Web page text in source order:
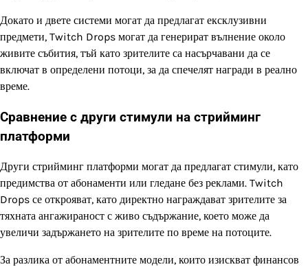
Докато и двете системи могат да предлагат ексклузивни
предмети, Twitch Drops могат да генерират вълнение около
живите събития, тъй като зрителите са насърчавани да се
включат в определени потоци, за да спечелят награди в реално
време.
Сравнение с други стимули на стрийминг
платформи
Други стрийминг платформи могат да предлагат стимули, като
предимства от абонаменти или гледане без реклами. Twitch
Drops се открояват, като директно награждават зрителите за
тяхната ангажираност с живо съдържание, което може да
увеличи задържането на зрителите по време на потоците.
За разлика от абонаментните модели, които изискват финансов